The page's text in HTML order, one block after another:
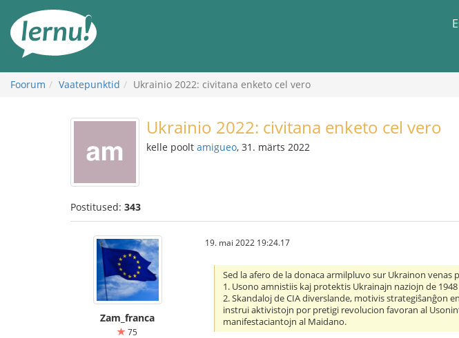
juurde
Foorum Vaatepunktid Ukrainio 2022: civitana enketo cel vero
Ukrainio 2022: civitana enketo cel vero
kelle poolt amigueo, 31. märts 2022
Postitused: 343
Zam_franca
75
19. mai 2022 19:24.17
Sed la afero de la donaca armilpluvo sur Ukrainon
1. Usono amnistiis kaj protektis Ukrainajn naziojn de
2. Skandaloj de CIA diverslande, motivis strategiŝanĝon
instrui aktivistojn por pretigi revolucion favoran al
manifestaciantojn al Maidano.